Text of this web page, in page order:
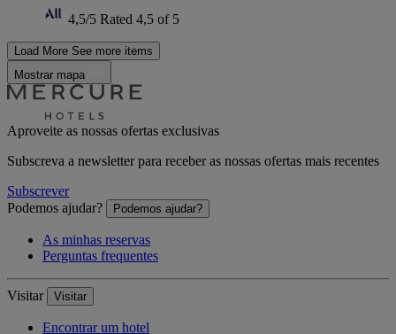
4,5/5 Rated 4,5 of 5
Load More See more items
Mostrar mapa
Aproveite as nossas ofertas exclusivas
Subscreva a newsletter para receber as nossas ofertas mais recentes
Subscrever
Podemos ajudar?
Podemos ajudar?
As minhas reservas
Perguntas frequentes
Visitar Visitar
Encontrar um hotel